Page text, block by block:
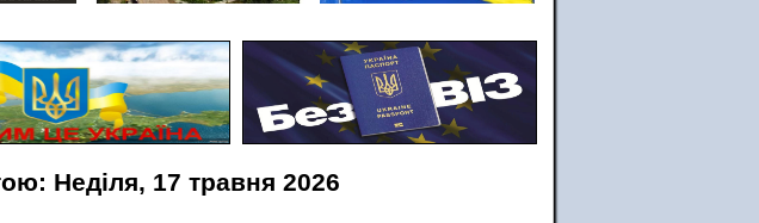
Неділя, 17 травня 2026